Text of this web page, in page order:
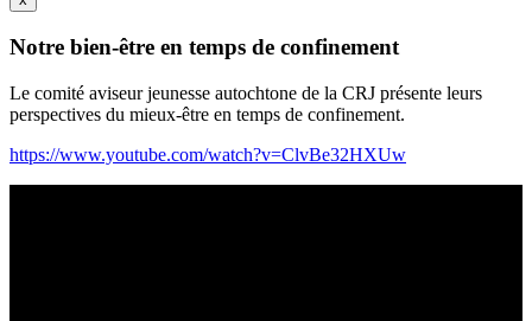
Notre bien-être en temps de confinement
Le comité aviseur jeunesse autochtone de la CRJ présente leurs
perspectives du mieux-être en temps de confinement.
https://www.youtube.com/watch?v=ClvBe32HXUw